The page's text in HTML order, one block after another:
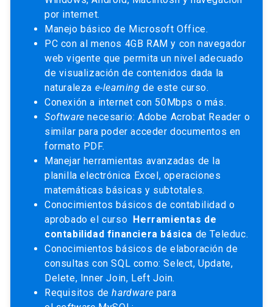
por internet.
Manejo básico de Microsoft Office.
PC con al menos 4GB RAM y con navegador
web vigente que permita un nivel adecuado
de visualización de contenidos dada la
naturaleza e-learning de este curso.
Conexión a internet con 50Mbps o más.
Software necesario: Adobe Acrobat Reader o
similar para poder acceder documentos en
formato PDF.
Manejar herramientas avanzadas de la
planilla electrónica Excel, operaciones
matemáticas básicas y subtotales.
Conocimientos básicos de contabilidad o
aprobado el curso Herramientas de
contabilidad financiera básica de Teleduc.
Conocimientos básicos de elaboración de
consultas con SQL como: Select, Update,
Delete, Inner Join, Left Join.
Requisitos dehardware para